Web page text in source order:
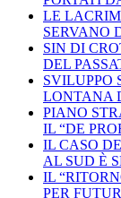
LE
SERVANO
SIN DI
DEL
SVILUPPO
LONTANA
PIANO
IL “DE
IL CASO
AL SUD È
IL
PER